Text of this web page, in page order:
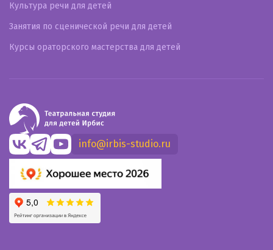
Культура речи для детей
Занятия по сценической речи для детей
Курсы ораторского мастерства для детей
info@irbis-studio.ru